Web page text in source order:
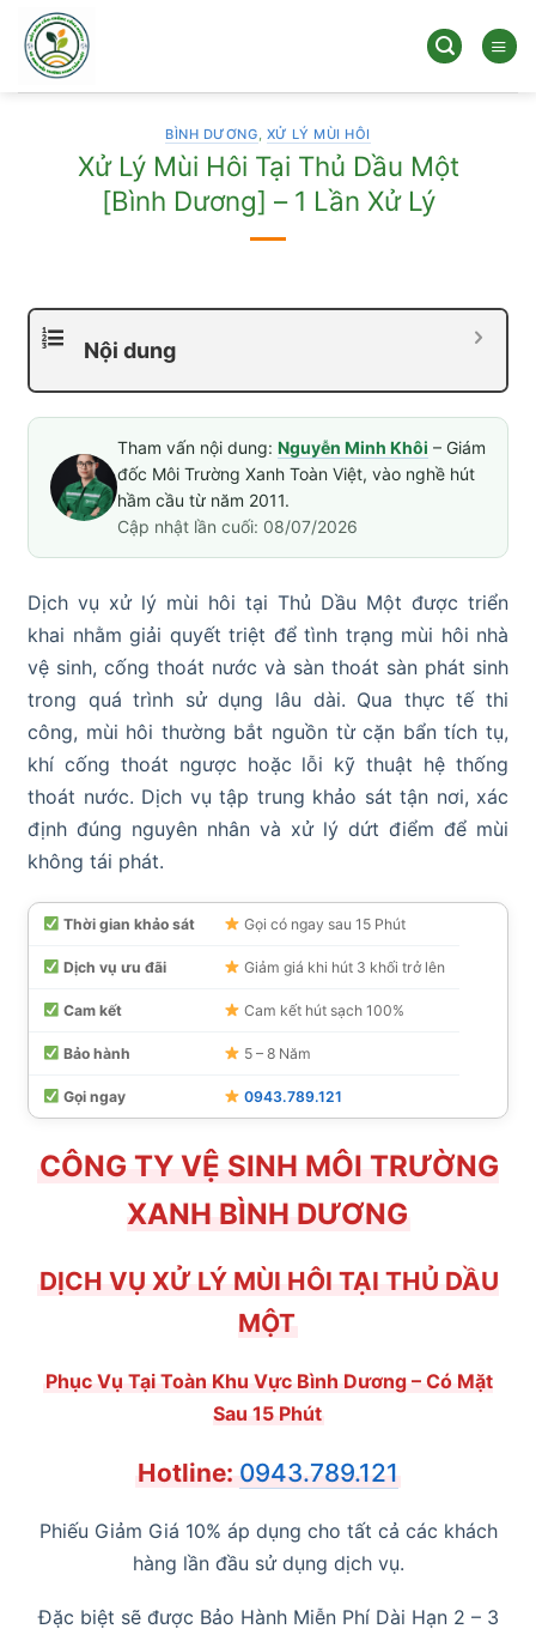
qua
dung
BÌNH DƯƠNG, XỬ LÝ MÙI HÔI
Xử Lý Mùi Hôi Tại Thủ Dầu Một
[Bình Dương] – 1 Lần Xử Lý
Nội dung
Tham vấn nội dung: Nguyễn Minh Khôi – Giám
đốc Môi Trường Xanh Toàn Việt, vào nghề hút
hầm cầu từ năm 2011.
Cập nhật lần cuối: 08/07/2026
Dịch vụ xử lý mùi hôi tại Thủ Dầu Một được triển
khai nhằm giải quyết triệt để tình trạng mùi hôi nhà
vệ sinh, cống thoát nước và sàn thoát sàn phát sinh
trong quá trình sử dụng lâu dài. Qua thực tế thi
công, mùi hôi thường bắt nguồn từ cặn bẩn tích tụ,
khí cống thoát ngược hoặc lỗi kỹ thuật hệ thống
thoát nước. Dịch vụ tập trung khảo sát tận nơi, xác
định đúng nguyên nhân và xử lý dứt điểm để mùi
không tái phát.
Thời gian khảo sát Gọi có ngay sau 15 Phút
Dịch vụ ưu đãi Giảm giá khi hút 3 khối trở lên
Cam kết Cam kết hút sạch 100%
Bảo hành 5 – 8 Năm
Gọi ngay 0943.789.121
CÔNG TY VỆ SINH MÔI TRƯỜNG
XANH BÌNH DƯƠNG
DỊCH VỤ XỬ LÝ MÙI HÔI TẠI THỦ DẦU
MỘT
Phục Vụ Tại Toàn Khu Vực Bình Dương – Có Mặt
Sau 15 Phút
Hotline: 0943.789.121
Phiếu Giảm Giá 10% áp dụng cho tất cả các khách
hàng lần đầu sử dụng dịch vụ.
Đặc biệt sẽ được Bảo Hành Miễn Phí Dài Hạn 2 – 3